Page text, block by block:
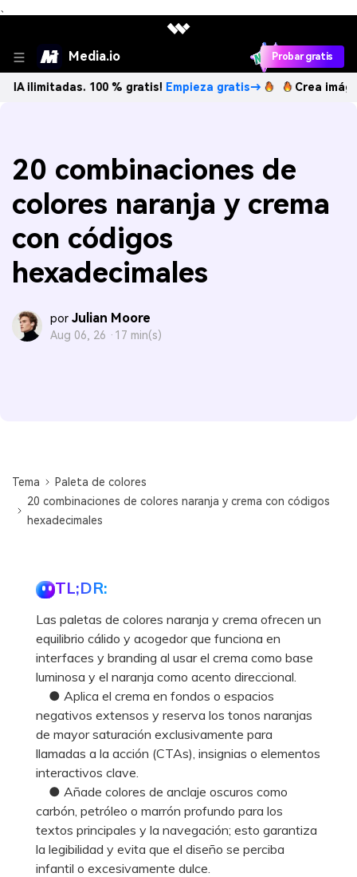
、
Media.io Probar gratis
100 % gratis!Empieza gratis→ Crea imágenes IA
20 combinaciones de
colores naranja y crema
con códigos
hexadecimales
por Julian Moore
Aug 06, 26 · 17 min(s)
Tema
Paleta de colores
20 combinaciones de colores naranja y crema con códigos
hexadecimales
TL;DR:
Las paletas de colores naranja y crema ofrecen un
equilibrio cálido y acogedor que funciona en
interfaces y branding al usar el crema como base
luminosa y el naranja como acento direccional.
● Aplica el crema en fondos o espacios
negativos extensos y reserva los tonos naranjas
de mayor saturación exclusivamente para
llamadas a la acción (CTAs), insignias o elementos
interactivos clave.
● Añade colores de anclaje oscuros como
carbón, petróleo o marrón profundo para los
textos principales y la navegación; esto garantiza
la legibilidad y evita que el diseño se perciba
infantil o excesivamente dulce.